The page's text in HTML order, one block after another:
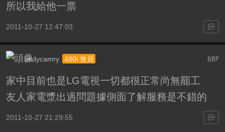
所以我給他一票
2011-10-27 12:47:03
68F
andycamry 480i 會員
家中目前也是LG電視一切都很正常尚無罷工
友人家電漿出過問題據側面了解服務是不錯的
2011-10-27 21:29:55